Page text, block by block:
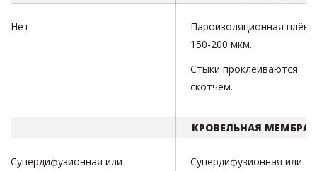
Нет
Пароизоляционная
150-200 мкм.
Стыки проклеиваются
скотчем.
КРОВЕЛЬНАЯ
Супердифузионная или
Супердифузионная или